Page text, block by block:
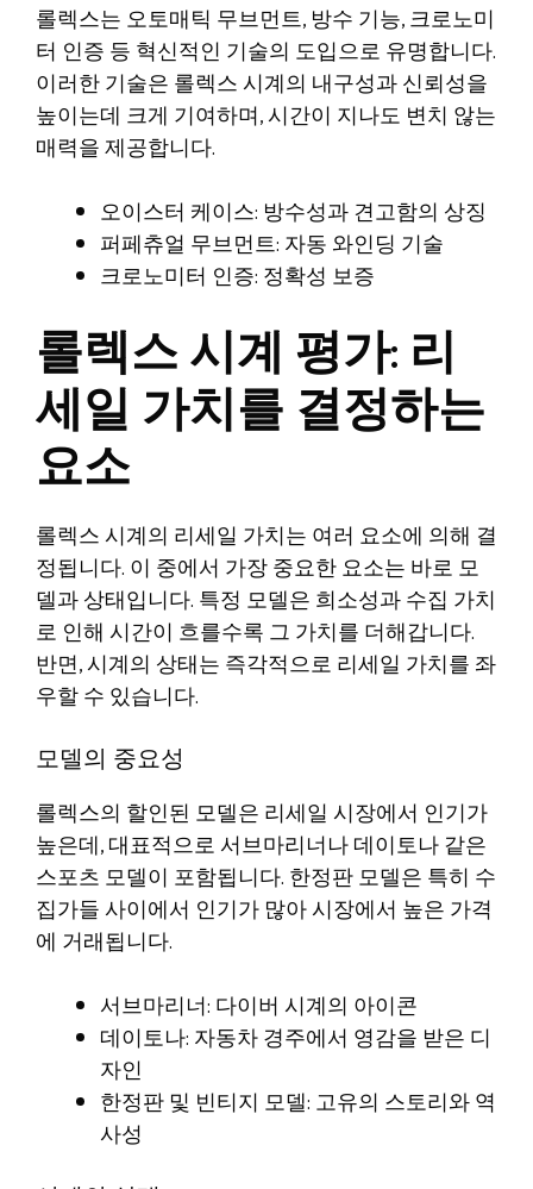
롤렉스는 오토매틱 무브먼트, 방수 기능, 크로노미
터 인증 등 혁신적인 기술의 도입으로 유명합니다.
이러한 기술은 롤렉스 시계의 내구성과 신뢰성을
높이는데 크게 기여하며, 시간이 지나도 변치 않는
매력을 제공합니다.
오이스터 케이스: 방수성과 견고함의 상징
퍼페츄얼 무브먼트: 자동 와인딩 기술
크로노미터 인증: 정확성 보증
롤렉스 시계 평가: 리
세일 가치를 결정하는
요소
롤렉스 시계의 리세일 가치는 여러 요소에 의해 결
정됩니다. 이 중에서 가장 중요한 요소는 바로 모
델과 상태입니다. 특정 모델은 희소성과 수집 가치
로 인해 시간이 흐를수록 그 가치를 더해갑니다.
반면, 시계의 상태는 즉각적으로 리세일 가치를 좌
우할 수 있습니다.
모델의 중요성
롤렉스의 할인된 모델은 리세일 시장에서 인기가
높은데, 대표적으로 서브마리너나 데이토나 같은
스포츠 모델이 포함됩니다. 한정판 모델은 특히 수
집가들 사이에서 인기가 많아 시장에서 높은 가격
에 거래됩니다.
서브마리너: 다이버 시계의 아이콘
데이토나: 자동차 경주에서 영감을 받은 디
자인
한정판 및 빈티지 모델: 고유의 스토리와 역
사성